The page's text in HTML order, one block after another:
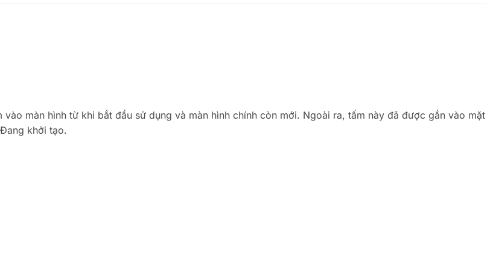
màn hình từ khi bắt đầu sử dụng và màn hình chính còn mới. Ngoài ra, tấm này đã được gắn vào mặt
khởi tạo.